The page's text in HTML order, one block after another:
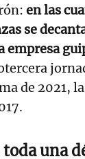
en las
se
empresa
de 2021,
una